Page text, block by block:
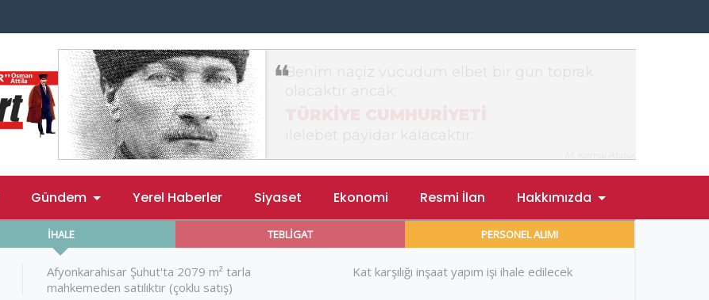
Gündem Yerel Haberler Siyaset Ekonomi Resmi İlan Hakkımızda